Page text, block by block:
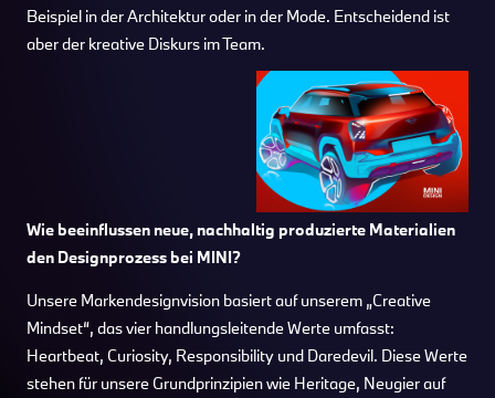
Beispiel in der Architektur oder in der Mode. Entscheidend ist
aber der kreative Diskurs im Team.
Wie beeinflussen neue, nachhaltig produzierte Materialien
den Designprozess bei MINI?
Unsere Markendesignvision basiert auf unserem „Creative
Mindset“, das vier handlungsleitende Werte umfasst:
Heartbeat, Curiosity, Responsibility und Daredevil. Diese Werte
stehen für unsere Grundprinzipien wie Heritage, Neugier auf